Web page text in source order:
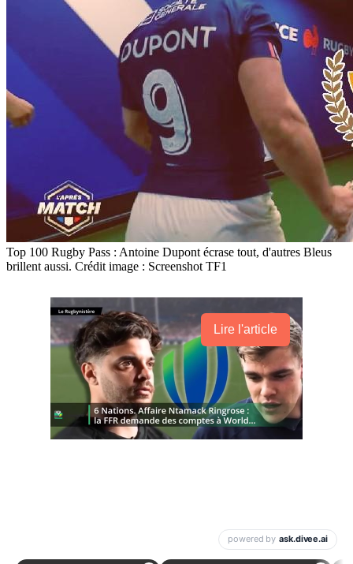
Top 100 Rugby Pass : Antoine Dupont écrase tout, d'autres Bleus
brillent aussi. Crédit image : Screenshot TF1
Lire l'article